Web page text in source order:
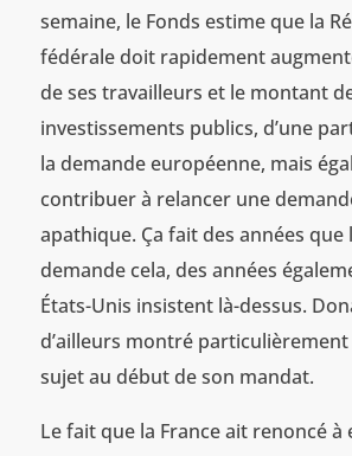
semaine, le Fonds estime que la
fédérale doit rapidement
de ses travailleurs et le montant
investissements publics, d’une
la demande européenne, mais
contribuer à relancer une
apathique. Ça fait des années que
demande cela, des années
États-Unis insistent là-dessus.
d’ailleurs montré
sujet au début de son mandat.
Le fait que la France ait renoncé à